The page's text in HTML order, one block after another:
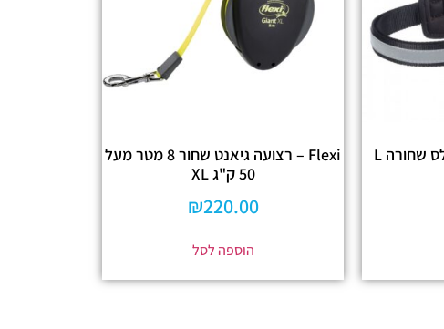
Flexi – רצועה גיאנט שחור 8 מטר מעל
50 ק"ג XL
₪220.00
הוספה לסל